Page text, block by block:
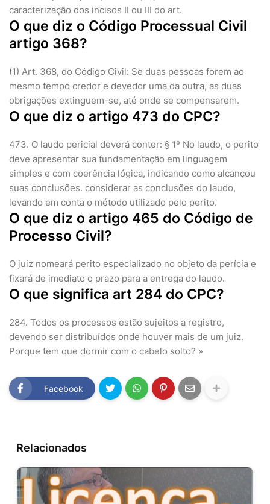
caracterização dos incisos II ou III do art.
O que diz o Código Processual Civil
artigo 368?
(1) Art. 368, do Código Civil: Se duas pessoas forem ao
mesmo tempo credor e devedor uma da outra, as duas
obrigações extinguem-se, até onde se compensarem.
O que diz o artigo 473 do CPC?
473. O laudo pericial deverá conter: § 1º No laudo, o perito
deve apresentar sua fundamentação em linguagem
simples e com coerência lógica, indicando como alcançou
suas conclusões. considerar as conclusões do laudo,
levando em conta o método utilizado pelo perito.
O que diz o artigo 465 do Código de
Processo Civil?
O juiz nomeará perito especializado no objeto da perícia e
fixará de imediato o prazo para a entrega do laudo.
O que significa art 284 do CPC?
284. Todos os processos estão sujeitos a registro,
devendo ser distribuídos onde houver mais de um juiz.
Porque tem que dormir com o cabelo solto? »
Facebook
Relacionados